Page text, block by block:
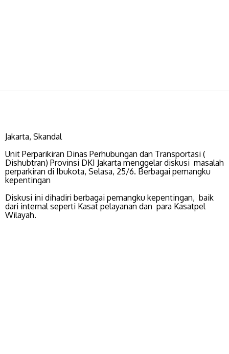
Jakarta, Skandal
Unit Perparikiran Dinas Perhubungan dan Transportasi (
Dishubtran) Provinsi DKI Jakarta menggelar diskusi masalah
perparkiran di Ibukota, Selasa, 25/6. Berbagai pemangku
kepentingan
Diskusi ini dihadiri berbagai pemangku kepentingan, baik
dari internal seperti Kasat pelayanan dan para Kasatpel
Wilayah.